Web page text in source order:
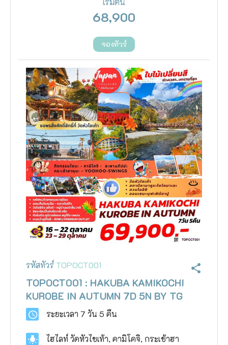
68,900
จองทัวร์
รหัสทัวร์ TOPOCT001
TOPOCT001 : HAKUBA KAMIKOCHI
KUROBE IN AUTUMN 7D 5N BY TG
ระยะเวลา 7 วัน 5 คืน
ไฮไลท์วัดหัวไชเท้า, คามิโคจิ, กระเช้าฮา